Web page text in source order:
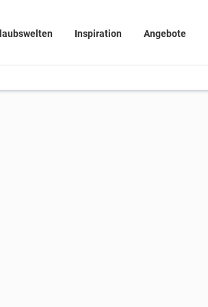
Inspiration Angebote